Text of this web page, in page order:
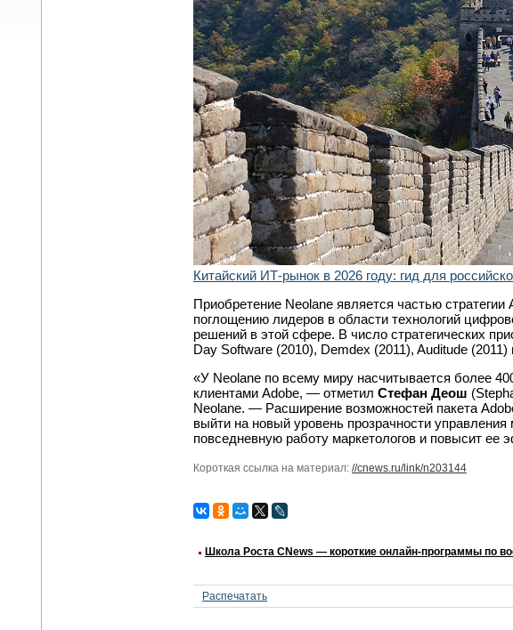
Китайский ИТ-рынок в 2026 году: гид для
Приобретение Neolane является частью
поглощению лидеров в области технологий
решений в этой сфере. В число стратегических
Day Software (2010), Demdex (2011), Auditude (2011)
«У Neolane по всему миру насчитывается более
клиентами Adobe, — отметил Стефан Деош
Neolane. — Расширение возможностей пакета
выйти на новый уровень прозрачности управления
повседневную работу маркетологов и повысит ее
Короткая ссылка на материал: //cnews.ru/link/n203144
Школа Роста CNews — короткие онлайн-программы по
Распечатать